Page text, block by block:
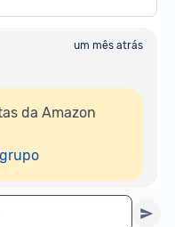
um mês atrás
da Amazon